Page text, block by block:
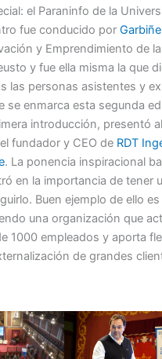
el Paraninfo de la
fue conducido por
y Emprendimiento de la
y fue ella misma la que
las personas asistentes y
se enmarca esta segunda
introducción, presentó
fundador y CEO de RDT
. La ponencia inspiracional
en la importancia de tener
Buen ejemplo de ello
una organización que
1000 empleados y aporta
de grandes